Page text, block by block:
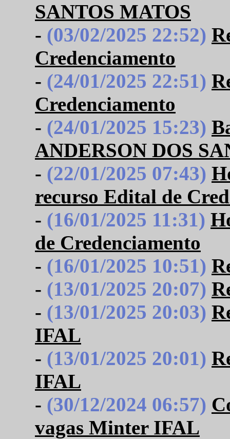
SANTOS MATOS
- (03/02/2025 22:52)
Credenciamento
- (24/01/2025 22:51)
Credenciamento
- (24/01/2025 15:23)
ANDERSON DOS
- (22/01/2025 07:43)
recurso Edital de
- (16/01/2025 11:31)
de Credenciamento
- (16/01/2025 10:51)
- (13/01/2025 20:07)
- (13/01/2025 20:03)
IFAL
- (13/01/2025 20:01)
IFAL
- (30/12/2024 06:57)
vagas Minter IFAL